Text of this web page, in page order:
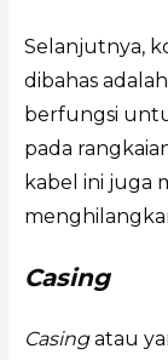
Selanjutnya,
dibahas adalah
berfungsi
pada
kabel ini juga
Casing
Casingatau